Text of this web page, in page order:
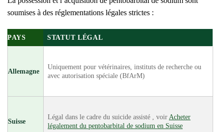
soumises à des réglementations légales strictes :
PAYS STATUT LÉGAL
Allemagne
Uniquement pour vétérinaires, instituts de recherche ou
avec autorisation spéciale (BfArM)
Suisse
Légal dans le cadre du suicide assisté , voir Acheter
légalement du pentobarbital de sodium en Suisse